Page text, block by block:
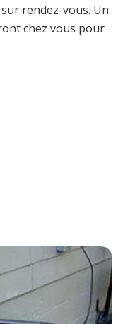
rendez-vous. Un
chez vous pour